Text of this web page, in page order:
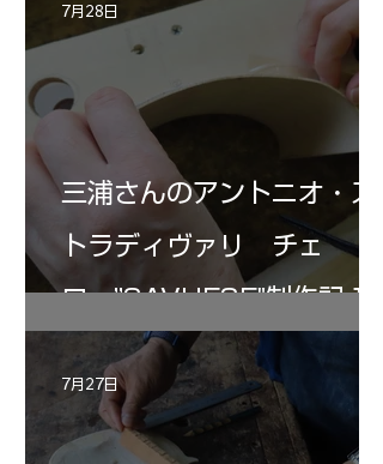
三浦さんのアントニオ・ス
トラディヴァリ チェ
ロ ”SAVUESE"制作記１2
7月28日
7月27日